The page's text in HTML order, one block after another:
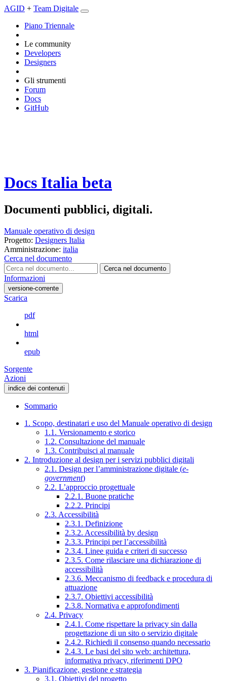
AGID + Team Digitale
Piano Triennale
Le community
Developers
Designers
Gli strumenti
Forum
Docs
GitHub
Docs Italia beta
Documenti pubblici, digitali.
Manuale operativo di design
Progetto: Designers Italia
Amministrazione: italia
Cerca nel documento
Cerca nel documento
Informazioni
versione-corrente
Scarica
pdf
html
epub
Sorgente
Azioni
indice dei contenuti
Sommario
1. Scopo, destinatari e uso del Manuale operativo di design
1.1. Versionamento e storico
1.2. Consultazione del manuale
1.3. Contribuisci al manuale
2. Introduzione al design per i servizi pubblici digitali
2.1. Design per l’amministrazione digitale (e-
government)
2.2. L’approccio progettuale
2.2.1. Buone pratiche
2.2.2. Principi
2.3. Accessibilità
2.3.1. Definizione
2.3.2. Accessibilità by design
2.3.3. Principi per l’accessibilità
2.3.4. Linee guida e criteri di successo
2.3.5. Come rilasciare una dichiarazione di
accessibilità
2.3.6. Meccanismo di feedback e procedura di
attuazione
2.3.7. Obiettivi accessibilità
2.3.8. Normativa e approfondimenti
2.4. Privacy
2.4.1. Come rispettare la privacy sin dalla
progettazione di un sito o servizio digitale
2.4.2. Richiedi il consenso quando necessario
2.4.3. Le basi del sito web: architettura,
informativa privacy, riferimenti DPO
3. Pianificazione, gestione e strategia
3.1. Obiettivi del progetto